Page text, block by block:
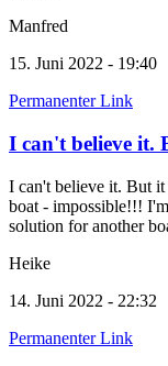
Manfred
15. Juni 2022 - 19:40
Permanenter Link
I can't believe it.
I can't believe it. But
boat - impossible!!!
solution for another
Heike
14. Juni 2022 - 22:32
Permanenter Link